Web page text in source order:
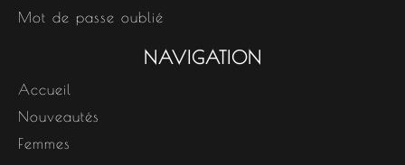
Mot de passe oublié
NAVIGATION
Accueil
Nouveautés
Femmes